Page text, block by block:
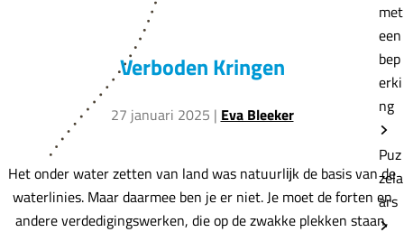
met
een
bep
erki
ng
Puz
zela
ars
Verboden Kringen
27 januari 2025 | Eva Bleeker
Het onder water zetten van land was natuurlĳk de basis van de
waterlinies. Maar daarmee ben je er niet. Je moet de forten en
andere verdedigingswerken, die op de zwakke plekken staan,